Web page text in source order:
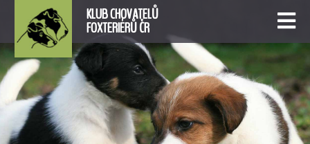
KLUB CHOVATELŮ
FOXTERIÉRŮ ČR